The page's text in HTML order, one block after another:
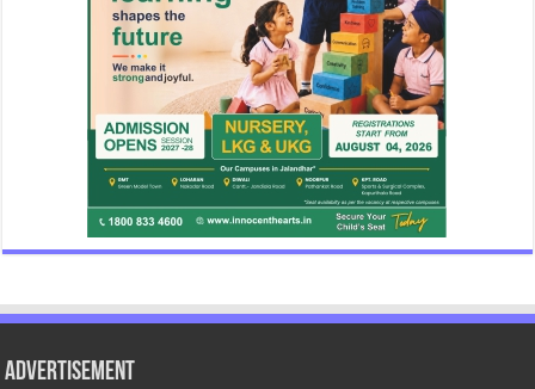
Advertisement